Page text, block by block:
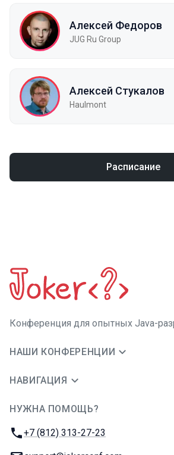
Алексей Федоров
JUG Ru Group
Алексей Стукалов
Haulmont
Расписание
Конференция для опытных Java-
НАШИ КОНФЕРЕНЦИИ
НАВИГАЦИЯ
НУЖНА ПОМОЩЬ?
Телефон:
+7 (812) 313-27-23